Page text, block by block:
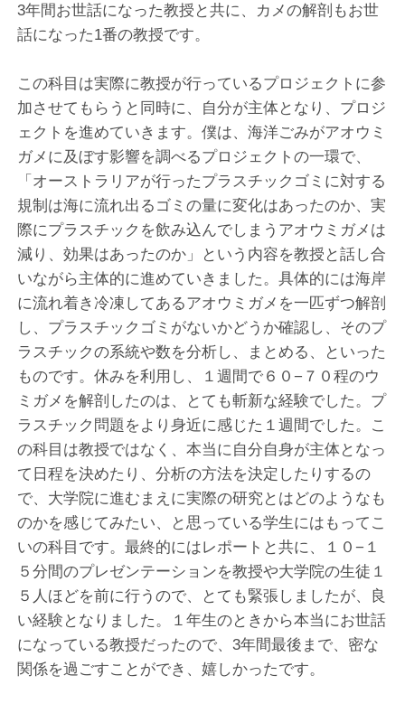
3年間お世話になった教授と共に、カメの解剖もお世
話になった1番の教授です。
この科目は実際に教授が行っているプロジェクトに参
加させてもらうと同時に、自分が主体となり、プロジ
ェクトを進めていきます。僕は、海洋ごみがアオウミ
ガメに及ぼす影響を調べるプロジェクトの一環で、
「オーストラリアが行ったプラスチックゴミに対する
規制は海に流れ出るゴミの量に変化はあったのか、実
際にプラスチックを飲み込んでしまうアオウミガメは
減り、効果はあったのか」という内容を教授と話し合
いながら主体的に進めていきました。具体的には海岸
に流れ着き冷凍してあるアオウミガメを一匹ずつ解剖
し、プラスチックゴミがないかどうか確認し、そのプ
ラスチックの系統や数を分析し、まとめる、といった
ものです。休みを利用し、１週間で６０−７０程のウ
ミガメを解剖したのは、とても斬新な経験でした。プ
ラスチック問題をより身近に感じた１週間でした。こ
の科目は教授ではなく、本当に自分自身が主体となっ
て日程を決めたり、分析の方法を決定したりするの
で、大学院に進むまえに実際の研究とはどのようなも
のかを感じてみたい、と思っている学生にはもってこ
いの科目です。最終的にはレポートと共に、１０−１
５分間のプレゼンテーションを教授や大学院の生徒１
５人ほどを前に行うので、とても緊張しましたが、良
い経験となりました。１年生のときから本当にお世話
になっている教授だったので、3年間最後まで、密な
関係を過ごすことができ、嬉しかったです。